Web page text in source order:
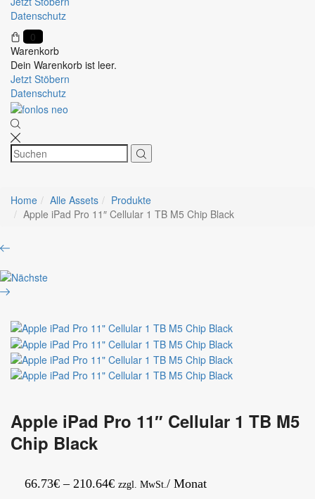
Datenschutz
0
Warenkorb
Dein Warenkorb ist leer.
Jetzt Stöbern
Datenschutz
Home Alle Assets
Produkte
Apple iPad Pro 11″ Cellular 1 TB M5 Chip Black
Product
Apple
Pro
13″
TB
M5
Chip
Black
Apple
iPad
M5
Chip
Cellular
1TB
Apple iPad Pro 11″ Cellular 1 TB M5
Chip Black
66.73€ – 210.64€Preisspanne:
zzgl. MwSt./ Monat